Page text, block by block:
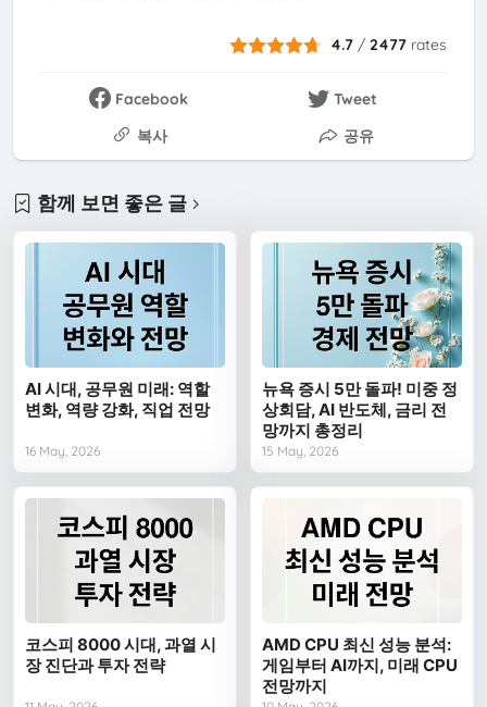
4.7 /2477 rates
Facebook
Tweet
복사
공유
함께 보면 좋은 글
AI 시대, 공무원 미래: 역할
변화, 역량 강화, 직업 전망
16 May, 2026
뉴욕 증시 5만 돌파! 미중 정
상회담, AI 반도체, 금리 전
망까지 총정리
15 May, 2026
코스피 8000 시대, 과열 시
장 진단과 투자 전략
AMD CPU 최신 성능 분석:
게임부터 AI까지, 미래 CPU
전망까지